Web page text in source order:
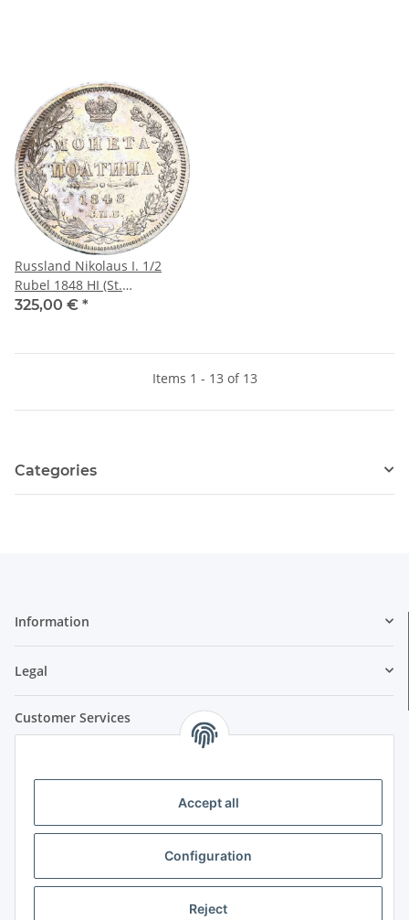
Accept all
Configuration
Reject
Russland Nikolaus I. 1/2
Rubel 1848 HI (St.
Petersburg) silver ss-vz
325,00 € *
Items 1 - 13 of 13
Categories
Information
Legal
Customer Services
Do you have questions about our products or your order? We
15:00 - 18:00
Wednesdays:
10:00 - 12:00 / 15:00 - 18:00
Fridays: